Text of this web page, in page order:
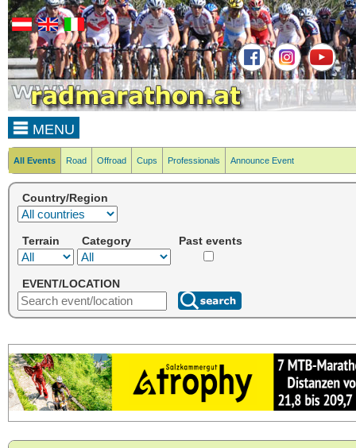
MENU
All Events Road Offroad Cups Professionals Announce Event
Country/Region
Terrain Category Past events
EVENT/LOCATION